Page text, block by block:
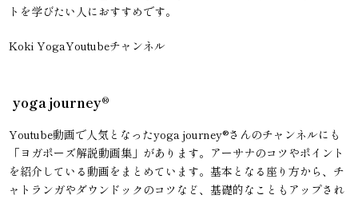
トを学びたい人におすすめです。
Koki YogaYoutubeチャンネル
yoga journey®︎
Youtube動画で人気となったyoga journey®︎さんのチャンネルにも
「ヨガポーズ解説動画集」があります。アーサナのコツやポイント
を紹介している動画をまとめています。基本となる座り方から、チ
ャトランガやダウンドックのコツなど、基礎的なこともアップされ